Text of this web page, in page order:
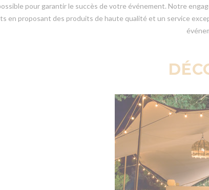
pour garantir le succès de votre événement. Notre
en proposant des produits de haute qualité et un service